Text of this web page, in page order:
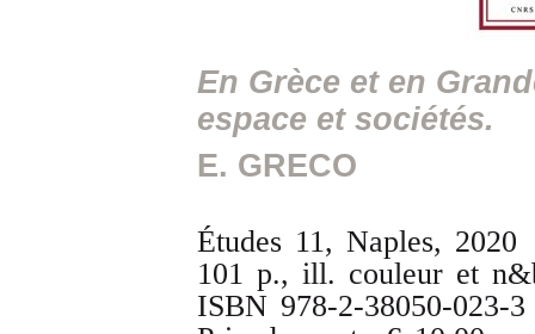
En Grèce et en
espace et sociétés.
E. GRECO
Études 11, Naples, 2020
101 p., ill. couleur et
ISBN 978-2-38050-023-3